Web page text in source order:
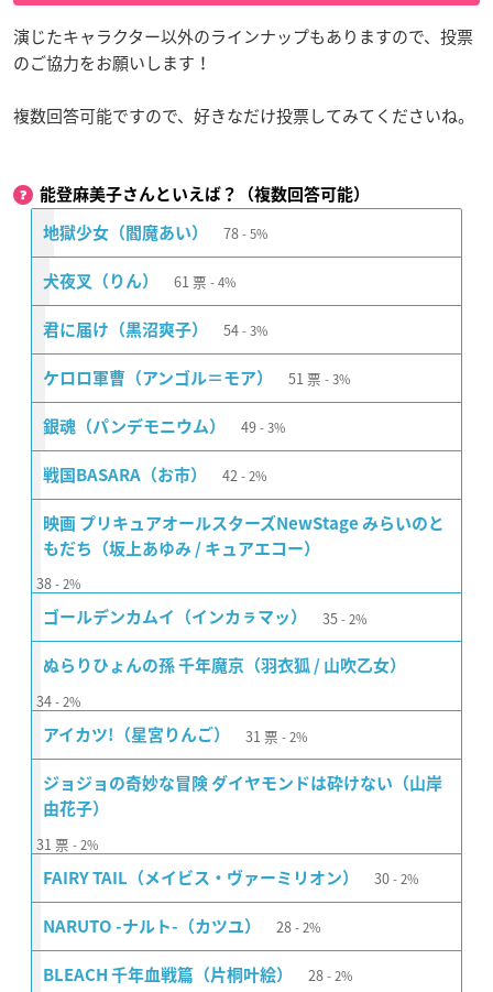
演じたキャラクター以外のラインナップもありますので、投票
のご協力をお願いします！
複数回答可能ですので、好きなだけ投票してみてくださいね。
能登麻美子さんといえば？（複数回答可能）
地獄少女（閻魔あい） 78 5%
犬夜叉（りん） 61 票 4%
君に届け（黒沼爽子） 54 3%
ケロロ軍曹（アンゴル＝モア） 51 票 3%
銀魂（パンデモニウム） 49 3%
戦国BASARA（お市） 42 2%
映画 プリキュアオールスターズNewStage みらいのと
もだち（坂上あゆみ / キュアエコー）
38 2%
ゴールデンカムイ（インカㇻマッ） 35 2%
ぬらりひょんの孫 千年魔京（羽衣狐 / 山吹乙女）
34 2%
アイカツ!（星宮りんご） 31 票 2%
ジョジョの奇妙な冒険 ダイヤモンドは砕けない（山岸
由花子）
31 票 2%
FAIRY TAIL（メイビス・ヴァーミリオン） 30 2%
NARUTO -ナルト-（カツユ） 28 2%
BLEACH 千年血戦篇（片桐叶絵） 28 2%